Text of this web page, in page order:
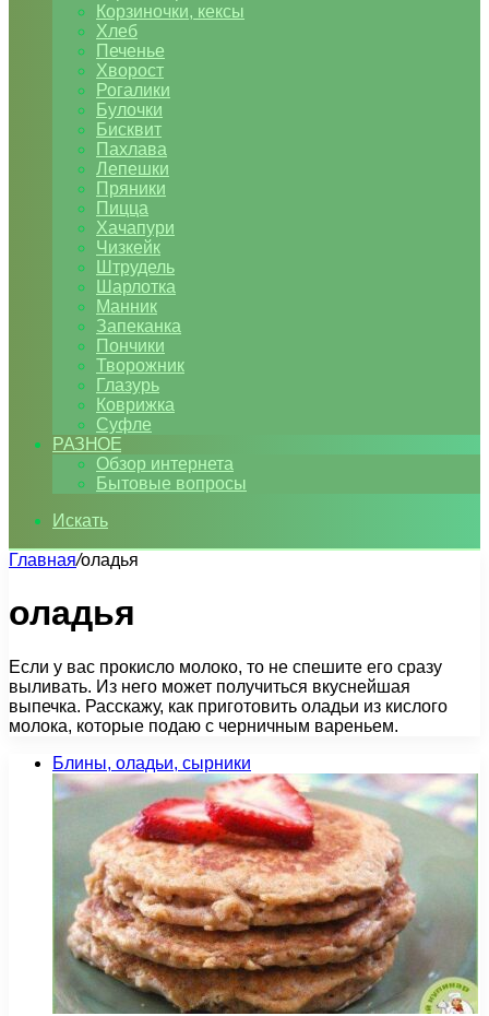
Корзиночки, кексы
Хлеб
Печенье
Хворост
Рогалики
Булочки
Бисквит
Пахлава
Лепешки
Пряники
Пицца
Хачапури
Чизкейк
Штрудель
Шарлотка
Манник
Запеканка
Пончики
Творожник
Глазурь
Коврижка
Суфле
РАЗНОЕ
Обзор интернета
Бытовые вопросы
Искать
Главная/оладья
оладья
Если у вас прокисло молоко, то не спешите его сразу
выливать. Из него может получиться вкуснейшая
выпечка. Расскажу, как приготовить оладьи из кислого
молока, которые подаю с черничным вареньем.
Блины, оладьи, сырники